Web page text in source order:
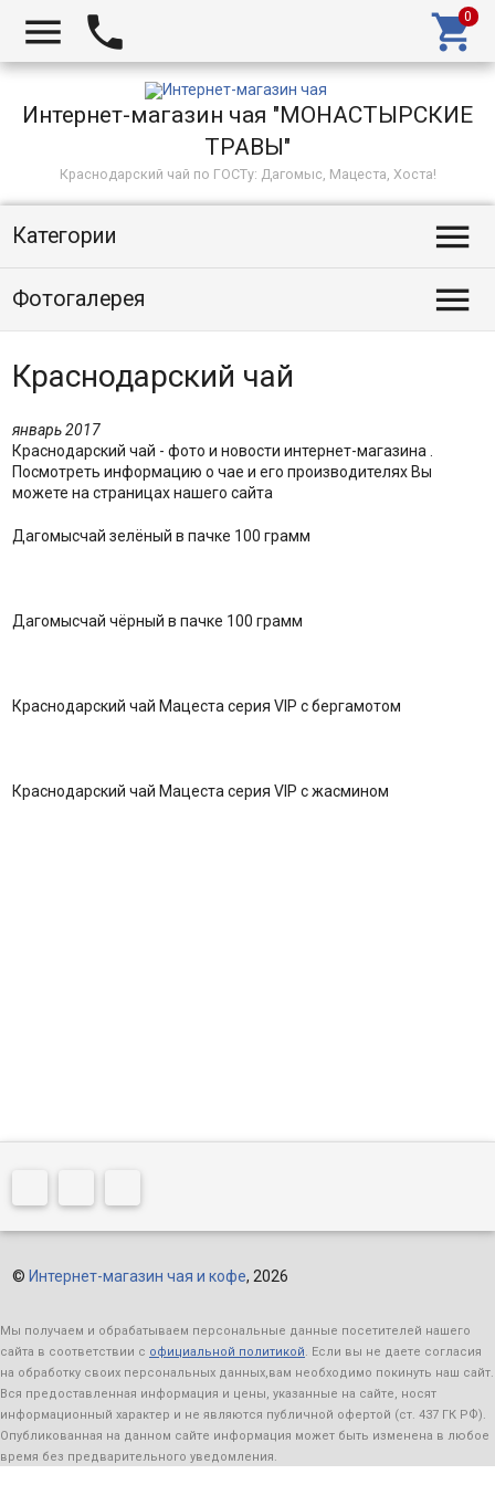
  
Интернет-магазин чая "МОНАСТЫРСКИЕ
ТРАВЫ"
Краснодарский чай по ГОСТу: Дагомыс, Мацеста, Хоста!
Категории 
Фотогалерея 
Краснодарский чай
январь 2017
Краснодарский чай - фото и новости интернет-магазина .
Посмотреть информацию о чае и его производителях Вы
можете на страницах нашего сайта
Дагомысчай зелёный в пачке 100 грамм
Дагомысчай чёрный в пачке 100 грамм
Краснодарский чай Мацеста серия VIP с бергамотом
Краснодарский чай Мацеста серия VIP с жасмином
© Интернет-магазин чая и кофе, 2026
Мы получаем и обрабатываем персональные данные посетителей нашего
сайта в соответствии с официальной политикой. Если вы не даете согласия
на обработку своих персональных данных,вам необходимо покинуть наш сайт.
Вся предоставленная информация и цены, указанные на сайте, носят
информационный характер и не являются публичной офертой (ст. 437 ГК РФ).
Опубликованная на данном сайте информация может быть изменена в любое
время без предварительного уведомления.